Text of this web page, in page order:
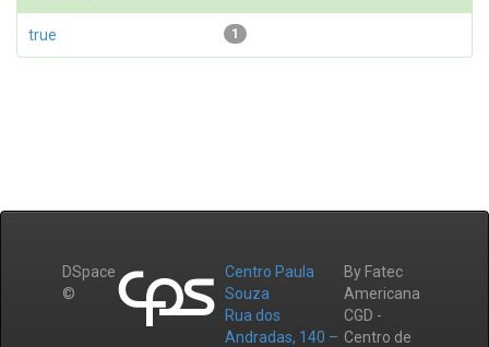
1
true
DSpace
©
Centro Paula
Souza
Rua dos
Andradas, 140 –
By Fatec
Americana
CGD -
Centro de